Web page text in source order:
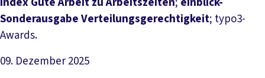
Sonderausgabe Verteilungsgerechtigkeit; typo3-
Awards.
09. Dezember 2025